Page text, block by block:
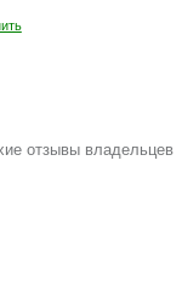
отзывы владельцев